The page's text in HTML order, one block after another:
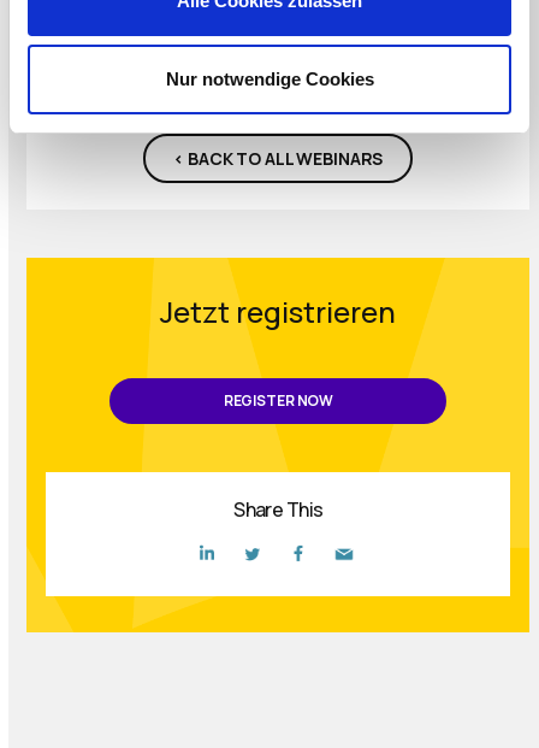
Nur notwendige Cookies
Dennis Jungbauer
< BACK TO ALL WEBINARS
Jetzt registrieren
REGISTER NOW
Share This